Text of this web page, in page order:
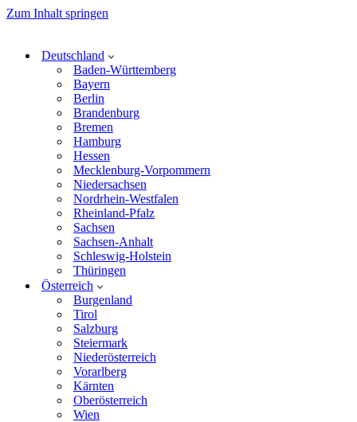
Zum Inhalt springen
Deutschland
Baden-Württemberg
Bayern
Berlin
Brandenburg
Bremen
Hamburg
Hessen
Mecklenburg-Vorpommern
Niedersachsen
Nordrhein-Westfalen
Rheinland-Pfalz
Sachsen
Sachsen-Anhalt
Schleswig-Holstein
Thüringen
Österreich
Burgenland
Tirol
Salzburg
Steiermark
Niederösterreich
Vorarlberg
Kärnten
Oberösterreich
Wien